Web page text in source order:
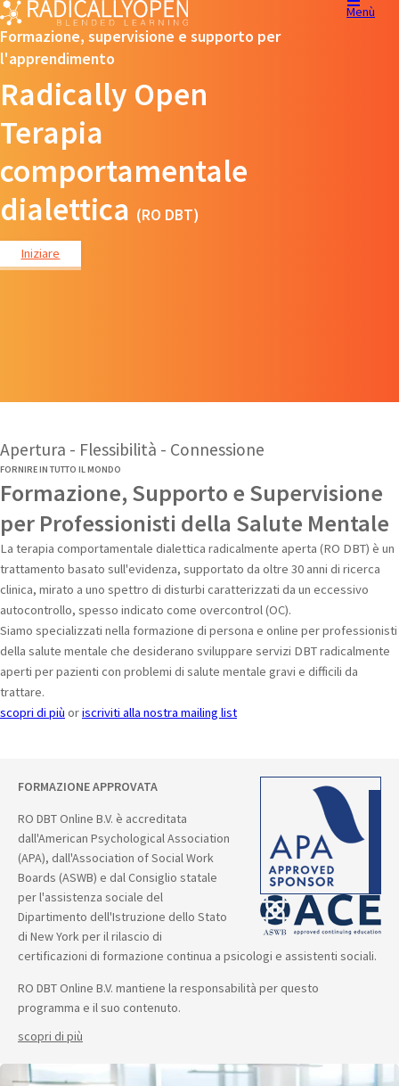
Menù
Formazione, supervisione e supporto per
l'apprendimento
Radically Open
Terapia
comportamentale
dialettica (RO DBT)
Iniziare
Apertura - Flessibilità - Connessione
FORNIRE IN TUTTO IL MONDO
Formazione, Supporto e Supervisione
per Professionisti della Salute Mentale
La terapia comportamentale dialettica radicalmente aperta (RO DBT) è un
trattamento basato sull'evidenza, supportato da oltre 30 anni di ricerca
clinica, mirato a uno spettro di disturbi caratterizzati da un eccessivo
autocontrollo, spesso indicato come overcontrol (OC).
Siamo specializzati nella formazione di persona e online per professionisti
della salute mentale che desiderano sviluppare servizi DBT radicalmente
aperti per pazienti con problemi di salute mentale gravi e difficili da
trattare.
scopri di più oriscriviti alla nostra mailing list
FORMAZIONE APPROVATA
RO DBT Online B.V. è accreditata
dall'American Psychological Association
(APA), dall'Association of Social Work
Boards (ASWB) e dal Consiglio statale
per l'assistenza sociale del
Dipartimento dell'Istruzione dello Stato
di New York per il rilascio di
certificazioni di formazione continua a psicologi e assistenti sociali.
RO DBT Online B.V. mantiene la responsabilità per questo
programma e il suo contenuto.
scopri di più